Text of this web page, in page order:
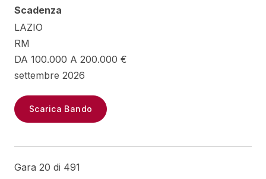
Scadenza
LAZIO
RM
DA 100.000 A 200.000 €
settembre 2026
Scarica Bando
Gara 20 di 491